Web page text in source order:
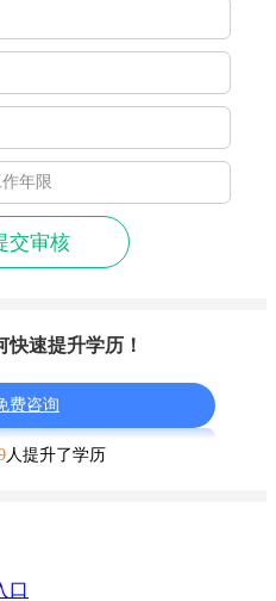
交审核
速提升学历！
费咨询
人提升了学历
口